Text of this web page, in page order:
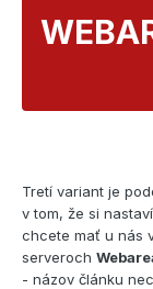
Tretí variant je
v tom, že si
chcete mať u nás
serveroch
- názov článku